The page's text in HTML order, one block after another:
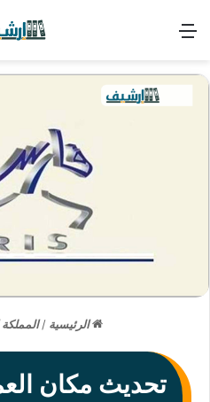
القائمة
الرئيسية / المملكة
تحديث مكان